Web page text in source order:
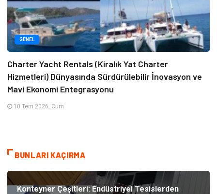
GENEL
Charter Yacht Rentals (Kiralık Yat Charter
Hizmetleri) Dünyasında Sürdürülebilir İnovasyon ve
Mavi Ekonomi Entegrasyonu
10 Tem 2026, Cum
BUNLARI KAÇIRMA
Konteyner Çeşitleri: Endüstriyel Tesislerden